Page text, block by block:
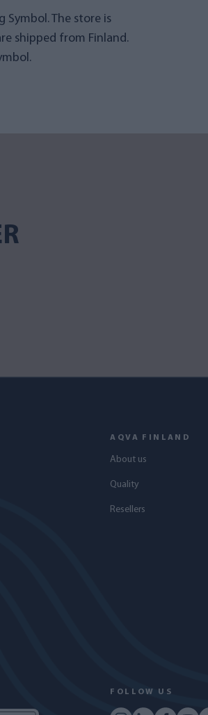
Symbol. The store is
shipped from Finland.
AQVA FINLAND
About us
Quality
Resellers
FOLLOW US